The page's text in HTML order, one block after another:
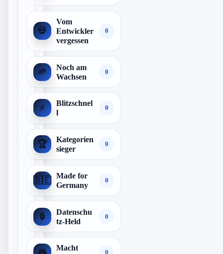
💀
Vom
Entwickler
vergessen
0
🌱
Noch am
Wachsen
0
⚡
Blitzschnel
l
0
🏆
Kategorien
sieger
0
🇩🇪
Made for
Germany
0
🔒
Datenschu
tz-Held
0
Macht
0